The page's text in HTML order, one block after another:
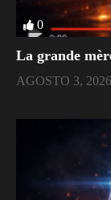
0
La grande
AGOSTO 3, 2026